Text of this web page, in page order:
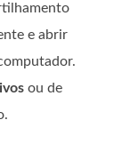
e abrir
ou de